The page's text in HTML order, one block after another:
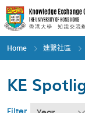
Skip
to
main
content
Home 連繫社區
KE